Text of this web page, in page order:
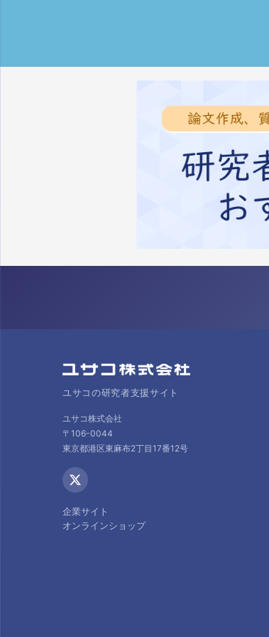
ユサコの研究者支援サイト
ユサコ株式会社
〒106-0044
東京都港区東麻布2丁目17番12号
企業サイト
オンラインショップ